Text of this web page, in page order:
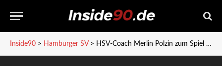
Inside90 > Hamburger SV> HSV-Coach Merlin Polzin zum Spiel gegen Frankfurt: „Wir wollen dem Gegner wehtun“